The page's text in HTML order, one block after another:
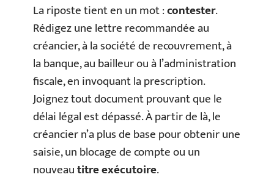
La riposte tient en un mot :contester.
Rédigez une lettre recommandée au
créancier, à la société de recouvrement, à
la banque, au bailleur ou à l’administration
fiscale, en invoquant la prescription.
Joignez tout document prouvant que le
délai légal est dépassé. À partir de là, le
créancier n’a plus de base pour obtenir une
saisie, un blocage de compte ou un
nouveautitre exécutoire.